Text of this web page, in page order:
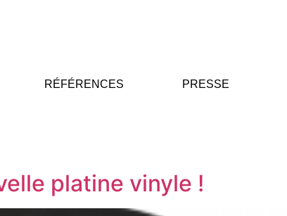
RÉFÉRENCES PRESSE
platine vinyle !